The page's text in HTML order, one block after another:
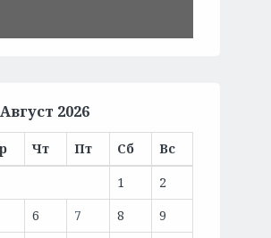
Август 2026
Чт Пт Сб
Вс
1
2
6 7 8
9